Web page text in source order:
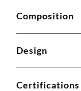
Composition
Design
Certifications